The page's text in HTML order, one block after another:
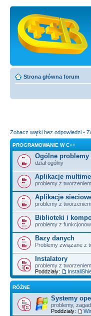
Strona główna forum
Zobacz wątki bez odpowiedzi •
PROGRAMOWANIE W C++
Ogólne problemy
dział ogólny
Aplikacje
problemy z
Aplikacje
problemy z
Biblioteki i
problemy z
Bazy danych
Problemy związane z
Instalatory
problemy z
Poddziały:
RÓŻNE
Systemy
problemy,
Poddziały: